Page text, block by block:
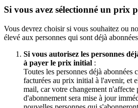
Si vous avez sélectionné un prix
Vous devrez choisir si vous souhaitez ou
élevé aux personnes qui sont déjà
Si vous autorisez les personnes
à payer le prix initial :
Toutes les personnes déjà abonnées
facturées au prix initial à l'avenir, et
mail, car votre changement n'affecte
d'abonnement sera mise à jour